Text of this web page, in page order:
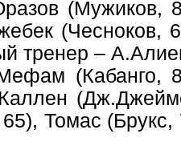
(Мужиков,
(Чесноков,
тренер –
(Кабанго,
Томас